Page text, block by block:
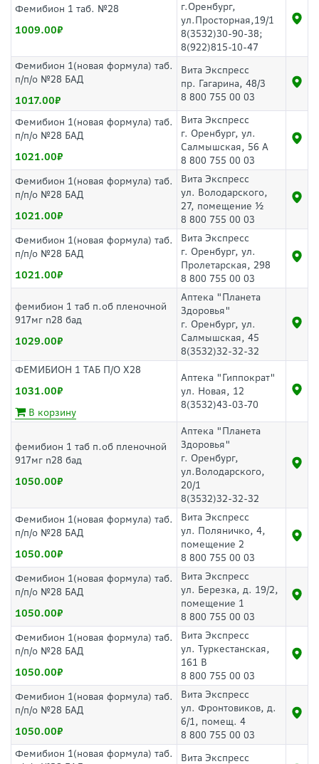
Фемибион 1 таб. №28
1009.00
г.Оренбург,
ул.Просторная,19/1
8(3532)30-90-38;
8(922)815-10-47
Фемибион 1(новая формула) таб.
п/п/о №28 БАД
1017.00
Вита Экспресс
пр. Гагарина, 48/3
8 800 755 00 03
Фемибион 1(новая формула) таб.
п/п/о №28 БАД
1021.00
Вита Экспресс
г. Оренбург, ул.
Салмышская, 56 А
8 800 755 00 03
Фемибион 1(новая формула) таб.
п/п/о №28 БАД
1021.00
Вита Экспресс
ул. Володарского,
27, помещение ½
8 800 755 00 03
Фемибион 1(новая формула) таб.
п/п/о №28 БАД
1021.00
Вита Экспресс
г. Оренбург, ул.
Пролетарская, 298
8 800 755 00 03
фемибион 1 таб п.об пленочной
917мг n28 бад
1029.00
Аптека "Планета
Здоровья"
г. Оренбург, ул.
Салмышская, 45
8(3532)32-32-32
ФЕМИБИОН 1 ТАБ П/О Х28
1031.00
В корзину
Аптека "Гиппократ"
ул. Новая, 12
8(3532)43-03-70
фемибион 1 таб п.об пленочной
917мг n28 бад
1050.00
Аптека "Планета
Здоровья"
г. Оренбург,
ул.Володарского,
20/1
8(3532)32-32-32
Фемибион 1(новая формула) таб.
п/п/о №28 БАД
1050.00
Вита Экспресс
ул. Поляничко, 4,
помещение 2
8 800 755 00 03
Фемибион 1(новая формула) таб.
п/п/о №28 БАД
1050.00
Вита Экспресс
ул. Березка, д. 19/2,
помещение 1
8 800 755 00 03
Фемибион 1(новая формула) таб.
п/п/о №28 БАД
1050.00
Вита Экспресс
ул. Туркестанская,
161 В
8 800 755 00 03
Фемибион 1(новая формула) таб.
п/п/о №28 БАД
1050.00
Вита Экспресс
ул. Фронтовиков, д.
6/1, помещ. 4
8 800 755 00 03
Фемибион 1(новая формула) таб.
Вита Экспресс